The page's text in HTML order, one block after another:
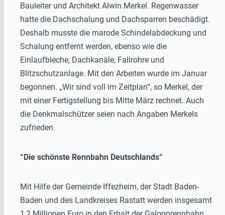
Bauleiter und Architekt Alwin Merkel. Regenwasser
hatte die Dachschalung und Dachsparren beschädigt.
Deshalb musste die marode Schindelabdeckung und
Schalung entfernt werden, ebenso wie die
Einlaufbleche, Dachkanäle, Fallrohre und
Blitzschutzanlage. Mit den Arbeiten wurde im Januar
begonnen. „Wir sind voll im Zeitplan“, so Merkel, der
mit einer Fertigstellung bis Mitte März rechnet. Auch
die Denkmalschützer seien nach Angaben Merkels
zufrieden.
“Die schönste Rennbahn Deutschlands“
Mit Hilfe der Gemeinde Iffezheim, der Stadt Baden-
Baden und des Landkreises Rastatt werden insgesamt